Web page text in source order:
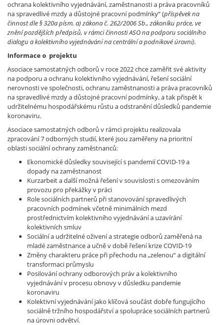
ochrana kolektivního vyjednávání, zaměstnanosti a práva pracovníků
na spravedlivé mzdy a důstojné pracovní podmínky“ (příspěvek na
činnost dle § 320a písm. a) zákona č. 262/2006 Sb., zákoníku práce, ve
znění pozdějších předpisů, v rámci činnosti ASO na podporu sociálního
dialogu a kolektivního vyjednávání na centrální a podnikové úrovni).
Informace o projektu
Asociace samostatných odborů v roce 2022 chce zaměřit své aktivity
na podporu a ochranu kolektivního vyjednávání, řešení sociální
nerovnosti ve společnosti, ochranu zaměstnanosti a práva pracovníků
na spravedlivé mzdy a důstojné pracovní podmínky, a tak přispět k
udržitelnému hospodářskému růstu a odstranění důsledků pandemie
koronaviru.
Asociace samostatných odborů v rámci projektu realizovala
zpracování 7 odborných studií, které jsou zaměřeny na prioritní
oblasti sociální ochrany zaměstnanců:
Ekonomické důsledky související s pandemií COVID-19 a
dopady na zaměstnanost
Kurzarbeit a další možná řešení v souvislosti s omezováním
provozu pro překážky v práci
Role sociálních partnerů při stanovování spravedlivých
pracovních podmínek včetně minimálních mezd
prostřednictvím kolektivního vyjednávání a uzavírání
kolektivních smluv
Sociální a udržitelné oživení a strategie odborů zaměřená na
mladé zaměstnance a učně v době řešení krize COVID-19
Změny charakteru práce při přechodu na „zelenou“ a digitální
transformaci průmyslu
Posilování ochrany odborových práv a kolektivního
vyjednávání v procesu obnovy v důsledku pandemie
koronaviru
Kolektivní vyjednávání jako klíčová součást dobře fungujícího
sociálně tržního hospodářství a spolupráce sociálních partnerů
na úrovni odvětví.